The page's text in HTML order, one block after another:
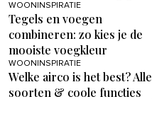
WOONINSPIRATIE
Tegels en voegen
combineren: zo kies je de
mooiste voegkleur
WOONINSPIRATIE
Welke airco is het best? Alle
soorten & coole functies